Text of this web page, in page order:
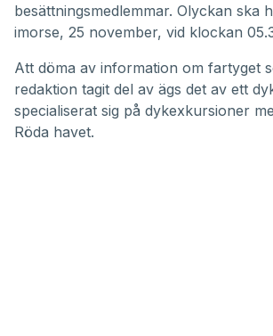
besättningsmedlemmar. Olyckan ska
imorse, 25 november, vid klockan
Att döma av information om fartyget
redaktion tagit del av ägs det av ett
specialiserat sig på dykexkursioner
Röda havet.